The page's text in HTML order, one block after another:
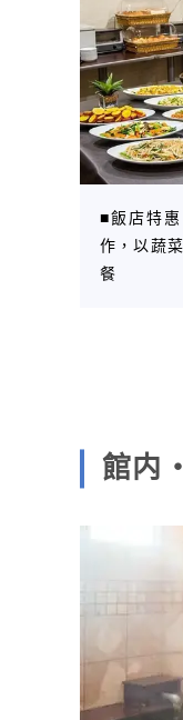
■飯店特
作，以蔬
餐
館内